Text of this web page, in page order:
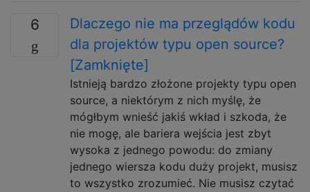
6
Dlaczego nie ma przeglądów kodu
dla projektów typu open source?
[Zamknięte]
Istnieją bardzo złożone projekty typu open
source, a niektórym z nich myślę, że
mógłbym wnieść jakiś wkład i szkoda, że ​​
nie mogę, ale bariera wejścia jest zbyt
wysoka z jednego powodu: do zmiany
jednego wiersza kodu duży projekt, musisz
to wszystko zrozumieć. Nie musisz czytać